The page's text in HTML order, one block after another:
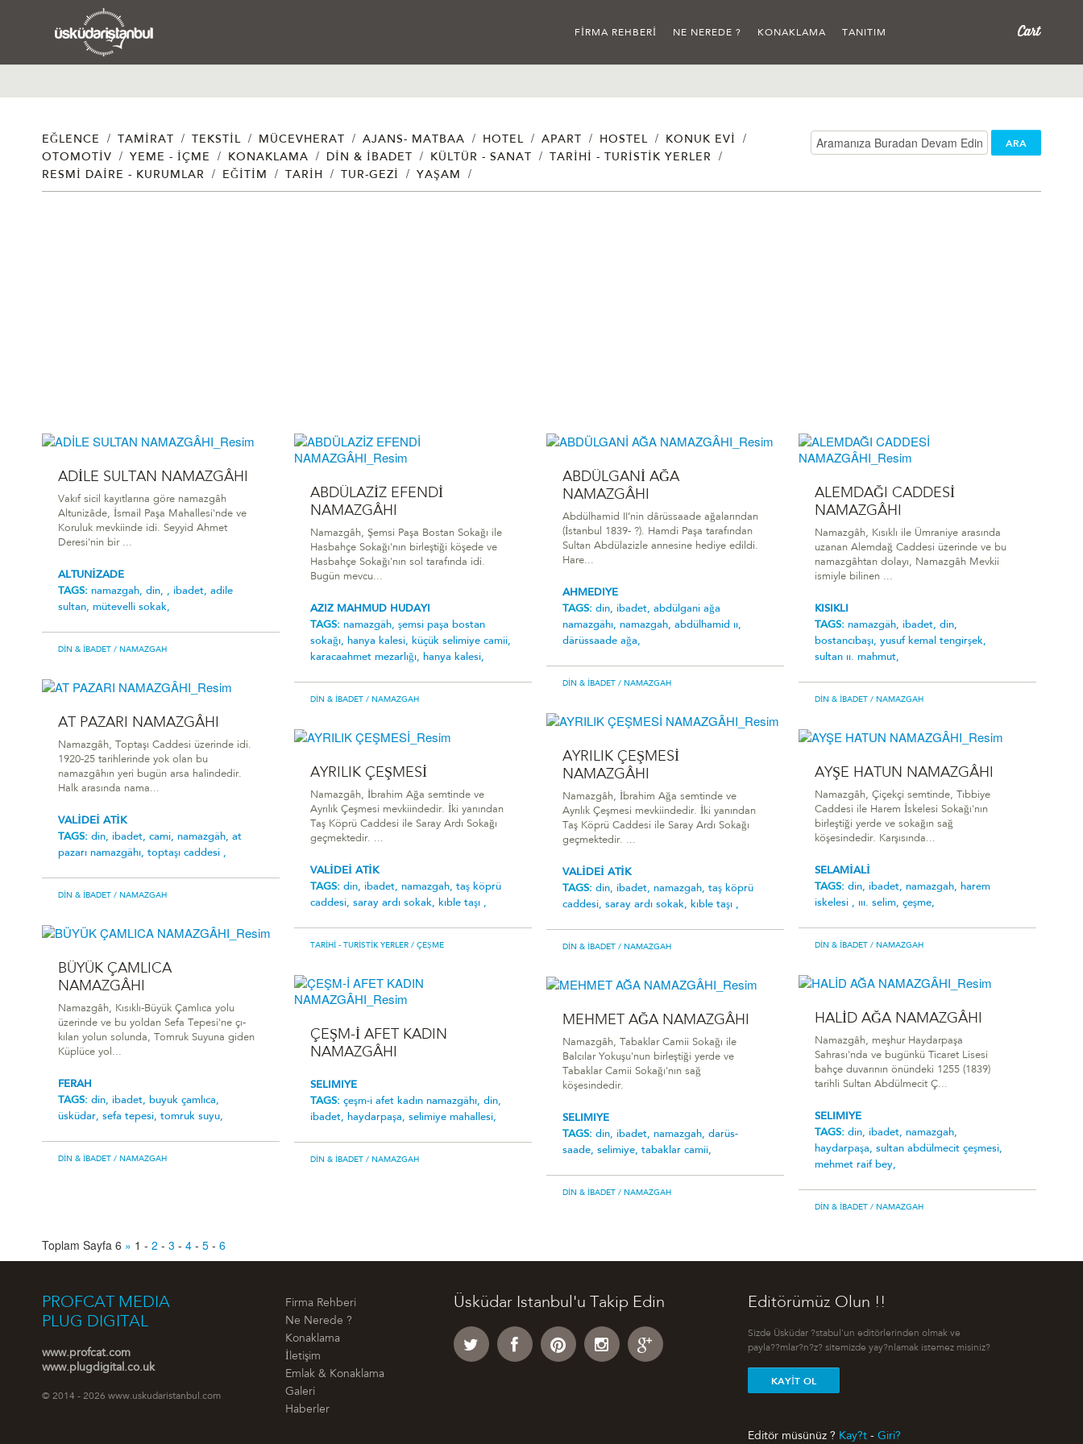
FIRMA REHBERI NE NEREDE ? KONAKLAMA TANITIM
EĞLENCE / TAMIRAT / TEKSTIL / MÜCEVHERAT / AJANS- MATBAA / HOTEL / APART / HOSTEL / KONUK EVI /
OTOMOTIV / YEME - İÇME / KONAKLAMA / DIN & İBADET / KÜLTÜR - SANAT / TARIHI - TURISTIK YERLER /
RESMI DAIRE - KURUMLAR / EĞITIM / TARIH / TUR-GEZI / YAŞAM /
ARA
ADİLE SULTAN NAMAZGÂHI
Vakıf sicil kayıtlarına göre namazgâh
Altunizâde, İsmail Paşa Mahallesi'nde ve
Koruluk mevkiinde idi. Seyyid Ahmet
Deresi'nin bir ...
ALTUNİZADE
TAGS: namazgah, din, , ibadet, adile
sultan, mütevelli sokak,
DIN & İBADET / NAMAZGAH
ABDÜLAZİZ EFENDİ
NAMAZGÂHI
Namazgâh, Şemsi Paşa Bostan Sokağı ile
Hasbahçe Sokağı'nın birleştiği köşede ve
Hasbahçe Sokağı'nın sol tarafında idi.
Bugün mevcu...
AZIZ MAHMUD HUDAYI
TAGS: namazgâh, şemsi paşa bostan
sokağı, hanya kalesi, küçük selimiye camii,
karacaahmet mezarlığı, hanya kalesi,
DIN & İBADET / NAMAZGAH
ABDÜLGANİ AĞA
NAMAZGÂHI
Abdülhamid II’nin dârüssaade ağalarından
(İstanbul 1839- ?). Hamdi Paşa tarafından
Sultan Abdülazizle annesine hediye edildi.
Hare...
AHMEDIYE
TAGS: din, ibadet, abdülgani̇ ağa
namazgâhi, namazgah, abdülhamid ii,
dârüssaade ağa,
DIN & İBADET / NAMAZGAH
ALEMDAĞI CADDESİ
NAMAZGÂHI
Namazgâh, Kısıklı ile Ümraniye arasında
uzanan Alemdağ Caddesi üzerinde ve bu
namazgâhtan dolayı, Namazgâh Mevkii
ismiyle bilinen ...
KISIKLI
TAGS: namazgâh, ibadet, din,
bostancibaşi, yusuf kemal tengirşek,
sultan ii. mahmut,
DIN & İBADET / NAMAZGAH
AT PAZARI NAMAZGÂHI
Namazgâh, Toptaşı Caddesi üzerinde idi.
1920-25 tarihlerinde yok olan bu
namazgâhın yeri bugün arsa halindedir.
Halk arasında nama...
VALİDEİ ATİK
TAGS: din, ibadet, cami, namazgâh, at
pazari namazgâhi, toptaşı caddesi ,
DIN & İBADET / NAMAZGAH
AYRILIK ÇEŞMESİ
NAMAZGÂHI
Namazgâh, İbrahim Ağa semtinde ve
Ayrılık Çeşmesi mevkiindedir. İki yanından
Taş Köprü Caddesi ile Saray Ardı Sokağı
geçmektedir. ...
VALİDEİ ATİK
TAGS: din, ibadet, namazgah, taş köprü
caddesi, saray ardı sokak, kıble taşı ,
DIN & İBADET / NAMAZGAH
AYRILIK ÇEŞMESİ
Namazgâh, İbrahim Ağa semtinde ve
Ayrılık Çeşmesi mevkiindedir. İki yanından
Taş Köprü Caddesi ile Saray Ardı Sokağı
geçmektedir. ...
VALİDEİ ATİK
TAGS: din, ibadet, namazgah, taş köprü
caddesi, saray ardı sokak, kıble taşı ,
TARIHI - TURISTIK YERLER / ÇEŞME
AYŞE HATUN NAMAZGÂHI
Namazgâh, Çiçekçi semtinde, Tıbbiye
Caddesi ile Harem İskelesi Sokağı'nın
birleştiği yerde ve sokağın sağ
köşesindedir. Karşısında...
SELAMİALİ
TAGS: din, ibadet, namazgah, harem
i̇skelesi , iii. selim, çeşme,
DIN & İBADET / NAMAZGAH
BÜYÜK ÇAMLICA
NAMAZGÂHI
Namazgâh, Kısıklı-Büyük Çamlıca yolu
üzerinde ve bu yoldan Sefa Tepesi'ne çı-
kılan yolun solunda, Tomruk Suyuna giden
Küplüce yol...
FERAH
TAGS: din, ibadet, buyuk çamlıca,
üsküdar, sefa tepesi, tomruk suyu,
DIN & İBADET / NAMAZGAH
ÇEŞM-İ AFET KADIN
NAMAZGÂHI
SELIMIYE
TAGS: çeşm-i̇ afet kadin namazgâhi, din,
ibadet, haydarpaşa, selimiye mahallesi,
DIN & İBADET / NAMAZGAH
HALİD AĞA NAMAZGÂHI
Namazgâh, meşhur Haydarpaşa
Sahrası'nda ve bugünkü Ticaret Lisesi
bahçe duvarının önündeki 1255 (1839)
tarihli Sultan Abdülmecit Ç...
SELIMIYE
TAGS: din, ibadet, namazgah,
haydarpaşa, sultan abdülmecit çeşmesi,
mehmet raif bey,
DIN & İBADET / NAMAZGAH
MEHMET AĞA NAMAZGÂHI
Namazgâh, Tabaklar Camii Sokağı ile
Balcılar Yokuşu'nun birleştiği yerde ve
Tabaklar Camii Sokağı'nın sağ
köşesindedir.
SELIMIYE
TAGS: din, ibadet, namazgah, darüs-
saade, selimiye, tabaklar camii,
DIN & İBADET / NAMAZGAH
Toplam Sayfa 6 » 1 - 2 - 3 - 4 - 5 - 6
PROFCAT MEDIA
PLUG DIGITAL
www.profcat.com
www.plugdigital.co.uk
© 2014 - 2026 www.uskudaristanbul.com
Firma Rehberi
Ne Nerede ?
Konaklama
İletişim
Emlak & Konaklama
Galeri
Haberler
Üsküdar Istanbul'u Takip Edin Editörümüz Olun !!
Sizde Üsküdar ?stabul'un editörlerinden olmak ve
payla??mlar?n?z? sitemizde yay?nlamak istemez misiniz?
KAYIT OL
Editör müsünüz ? Kay?t -Giri?